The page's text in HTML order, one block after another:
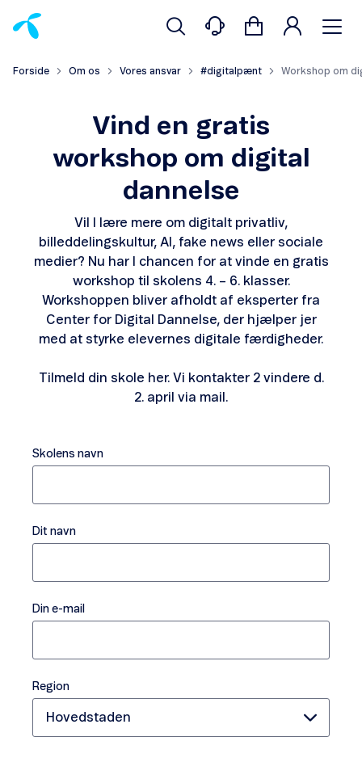
Forside Om os Vores ansvar #digitalpænt Workshop om
Vind en gratis
workshop om digital
dannelse
Vil I lære mere om digitalt privatliv,
billeddelingskultur, AI, fake news eller sociale
medier? Nu har I chancen for at vinde en gratis
workshop til skolens 4. – 6. klasser.
Workshoppen bliver afholdt af eksperter fra
Center for Digital Dannelse, der hjælper jer
med at styrke elevernes digitale færdigheder.
Tilmeld din skole her. Vi kontakter 2 vindere d.
2. april via mail.
Skolens navn
Dit navn
Din e-mail
Region